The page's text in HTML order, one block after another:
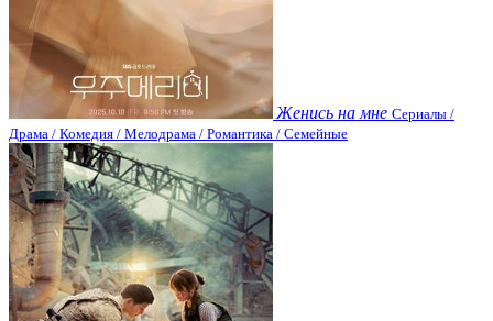
Женись на мне Сериалы /
Драма / Комедия / Мелодрама / Романтика / Семейные